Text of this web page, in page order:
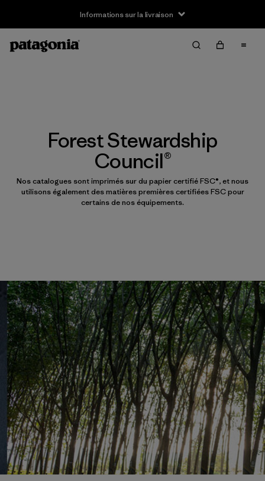
Informations sur la livraison
Forest Stewardship
Council®
Nos catalogues sont imprimés sur du papier certifié FSC®, et nous
utilisons également des matières premières certifiées FSC pour
certains de nos équipements.